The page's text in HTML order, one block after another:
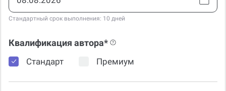
Стандартный срок выполнения: 10 дней
Квалификация автора*
Стандарт Премиум